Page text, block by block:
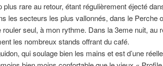
rare au retour, étant régulièrement éjecté
les secteurs les plus vallonnés, dans le Perche
seul, à mon rythme. Dans la 3eme nuit, au
les nombreux stands offrant du café.
qui soulage bien les mains et est d’une